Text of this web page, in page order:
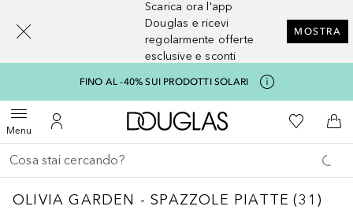
Scarica ora l'app
Douglas e ricevi
regolarmente offerte
esclusive e sconti
MOSTRA
FINO AL -40% SUI PRODOTTI SOLARI
MenuApri menuAl Mio Account
A Douglas HomeAlla Mia
Al
Torna indietro
Esegui ricerca
OLIVIA GARDEN - SPAZZOLE PIATTE 31
OLIVIA GARDEN - SPAZZOLE PIATTE (31 )
[navigation.slideout.screenreader]